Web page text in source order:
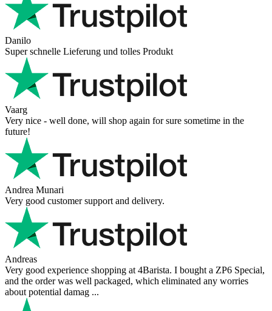
Hanna
Def recommend! Even with the trust pilot results, I'm always a bit
scared ordering from websites I did not hear of before, but this one
is 100% solid ...
Ahmed Sherif
Excellent coffee grinder! The shipping was surprisingly fast, even
though I’m in Greece and the store is based in Romania/Austria.
The grinder feels ...
Danilo
Super schnelle Lieferung und tolles Produkt
Vaarg
Very nice - well done, will shop again for sure sometime in the
future!